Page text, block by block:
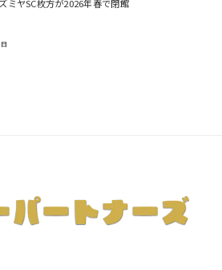
ミヤSC枚方が2026年春で閉館